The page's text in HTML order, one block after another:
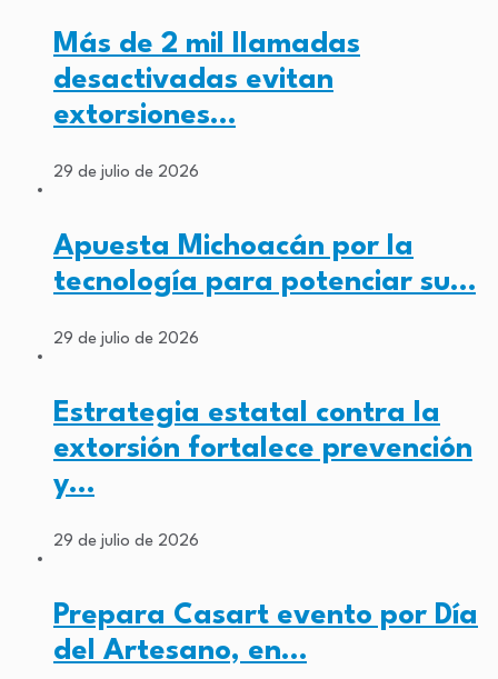
Más de 2 mil llamadas
desactivadas evitan
extorsiones…
29 de julio de 2026
Apuesta Michoacán por la
tecnología para potenciar su…
29 de julio de 2026
Estrategia estatal contra la
extorsión fortalece prevención
y…
29 de julio de 2026
Prepara Casart evento por Día
del Artesano, en…